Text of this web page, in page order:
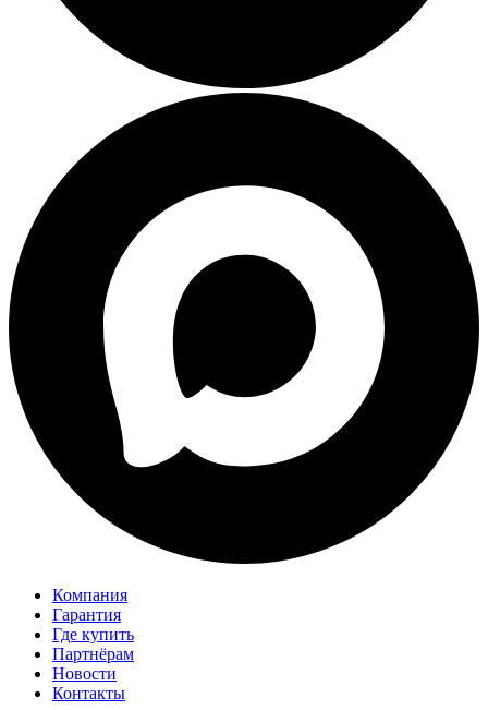
Компания
Гарантия
Где купить
Партнёрам
Новости
Контакты